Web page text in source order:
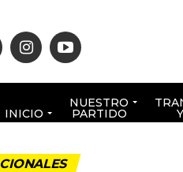
INICIO
NUESTRO
PARTIDO